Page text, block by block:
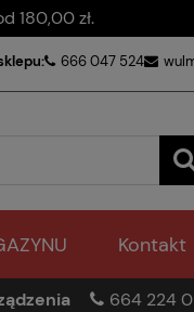
180,00 zł.
666 047 524
Kontakt
664 224